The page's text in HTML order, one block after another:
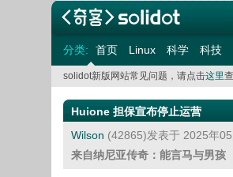
分类: 首页 Linux 科学 科技
solidot新版网站常见问题，请点击这里
Huione 担保宣布停止运营
Wilson (42865)发表于 2025年
来自纳尼亚传奇：能言马与男孩